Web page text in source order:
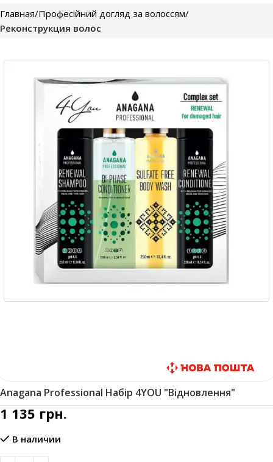
Главная Професійний догляд за волоссям
Реконструкция волос
Anagana Professional Набір 4YOU "Відновлення"
1 135 грн.
В наличии